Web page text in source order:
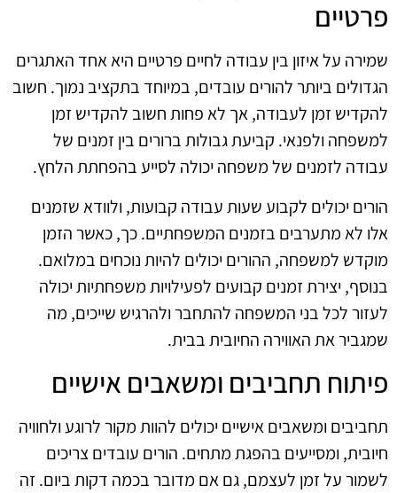
פרטיים
שמירה על איזון בין עבודה לחיים פרטיים היא אחד האתגרים
הגדולים ביותר להורים עובדים, במיוחד בתקציב נמוך. חשוב
להקדיש זמן לעבודה, אך לא פחות חשוב להקדיש זמן
למשפחה ולפנאי. קביעת גבולות ברורים בין זמנים של
עבודה לזמנים של משפחה יכולה לסייע בהפחתת הלחץ.
הורים יכולים לקבוע שעות עבודה קבועות, ולוודא שזמנים
אלו לא מתערבים בזמנים המשפחתיים. כך, כאשר הזמן
מוקדש למשפחה, ההורים יכולים להיות נוכחים במלואם.
בנוסף, יצירת זמנים קבועים לפעילויות משפחתיות יכולה
לעזור לכל בני המשפחה להתחבר ולהרגיש שייכים, מה
שמגביר את האווירה החיובית בבית.
פיתוח תחביבים ומשאבים אישיים
תחביבים ומשאבים אישיים יכולים להוות מקור לרוגע ולחוויה
חיובית, ומסייעים בהפגת מתחים. הורים עובדים צריכים
לשמור על זמן לעצמם, גם אם מדובר בכמה דקות ביום. זה